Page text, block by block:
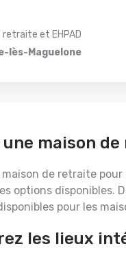
retraite et EHPAD
lès-Maguelone
maison
maison de retraite
options disponibles.
pour les
les lieux